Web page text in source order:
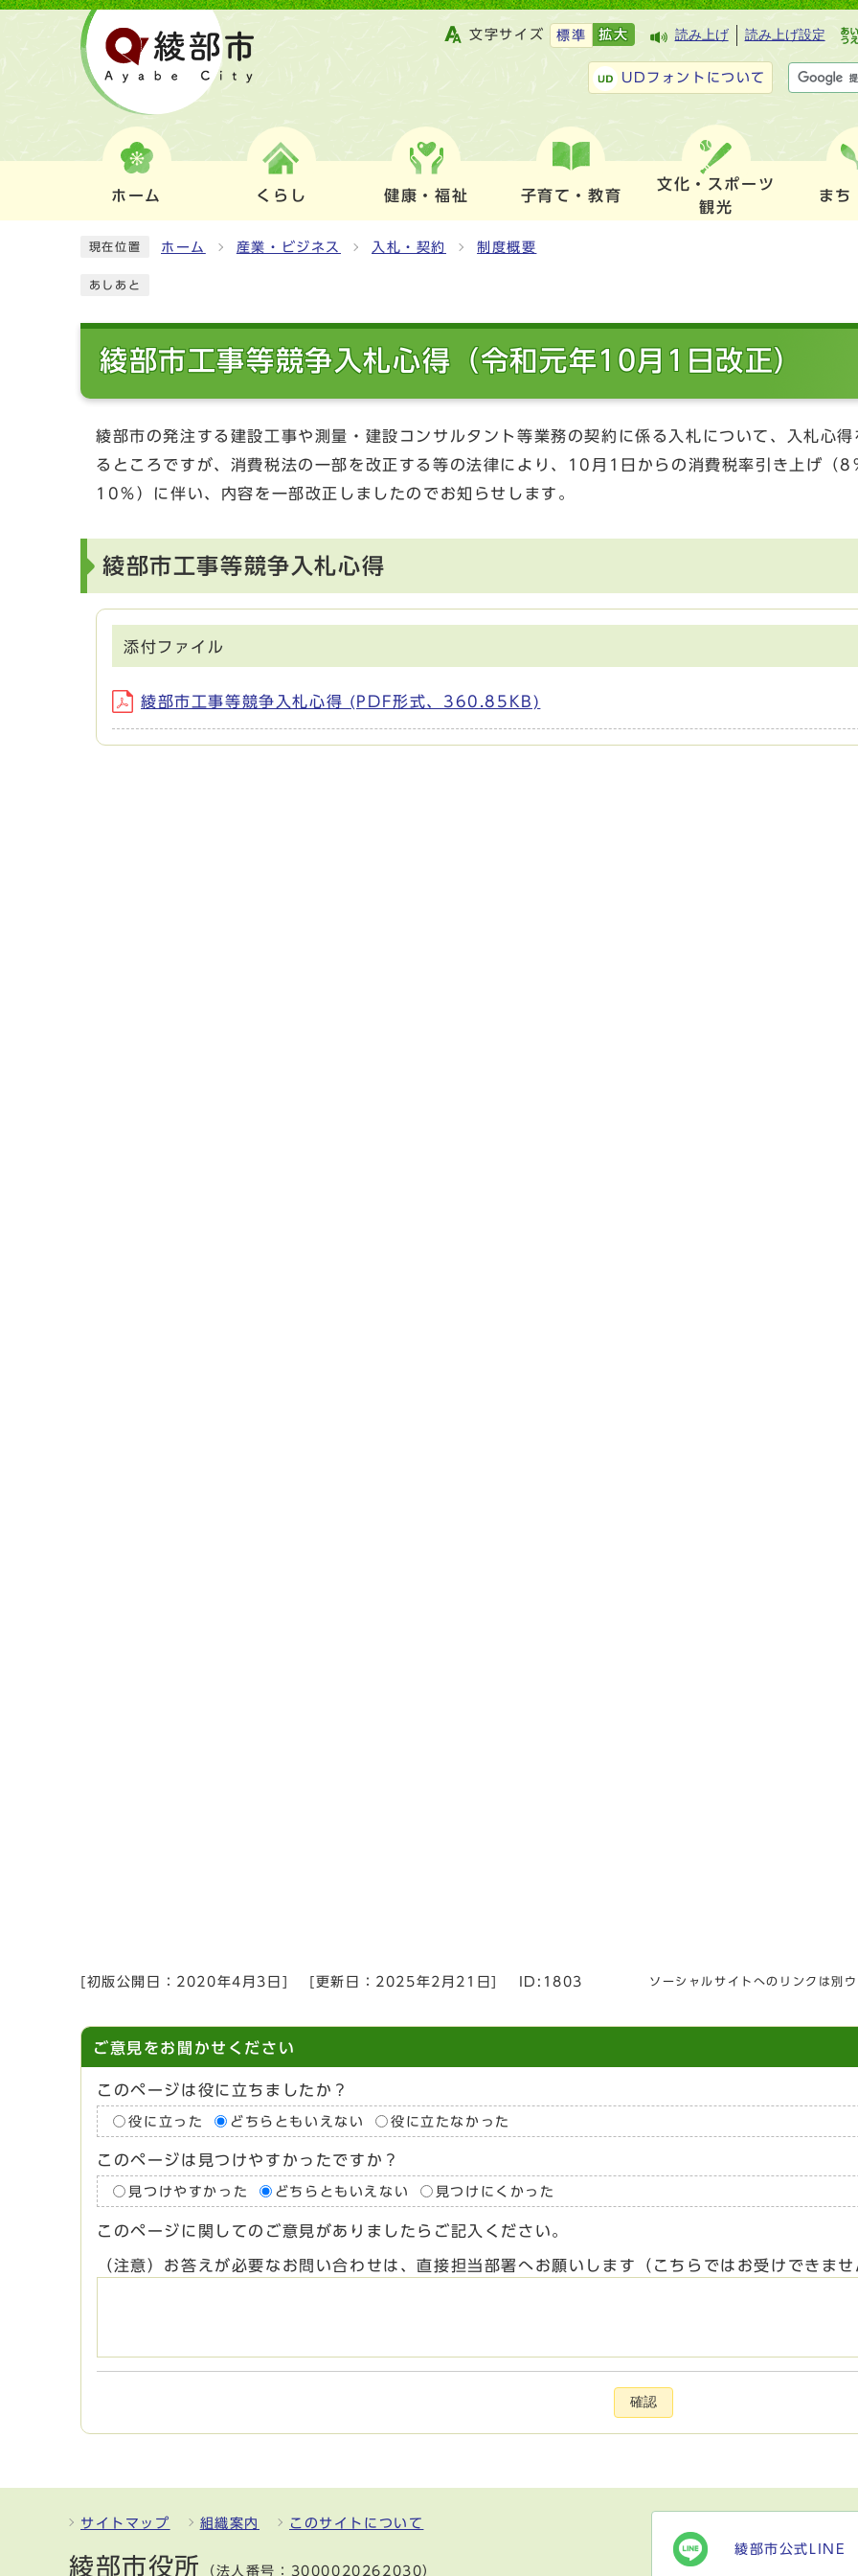
文字サイズ 標準 拡大 読み上げ 読み上げ設定
UDフォントについて
ホーム くらし 健康・福祉 子育て・教育
文化・スポーツ
観光
まち
現在位置 ホーム 産業・ビジネス 入札・契約 制度概要
あしあと
綾部市工事等競争入札心得（令和元年10月1日改正）
綾部市の発注する建設工事や測量・建設コンサルタント等業務の契約に係る入札について、入札心
るところですが、消費税法の一部を改正する等の法律により、10月1日からの消費税率引き上げ（8
10％）に伴い、内容を一部改正しましたのでお知らせします。
綾部市工事等競争入札心得
添付ファイル
綾部市工事等競争入札心得 (PDF形式、360.85KB)
[初版公開日： 2020年4月3日 [更新日： 2025年2月21日 ID:1803 ソーシャルサイトへのリンクは別
ご意見をお聞かせください
このページは役に立ちましたか？
役に立った どちらともいえない 役に立たなかった
このページは見つけやすかったですか？
見つけやすかった どちらともいえない 見つけにくかった
このページに関してのご意見がありましたらご記入ください。
（注意）お答えが必要なお問い合わせは、直接担当部署へお願いします（こちらではお受けできま
確認
サイトマップ 組織案内 このサイトについて
綾部市役所 （法人番号：3000020262030）
綾部市公式LINE